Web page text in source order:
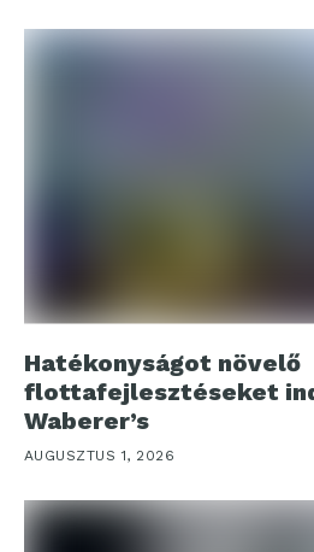
Hatékonyságot növelő
flottafejlesztéseket
Waberer’s
AUGUSZTUS 1, 2026